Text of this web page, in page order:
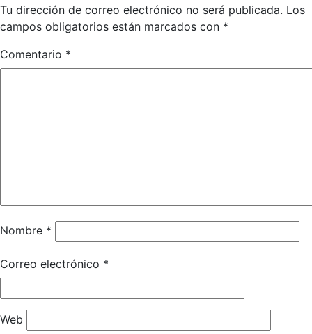
Tu dirección de correo electrónico no será publicada. Los
campos obligatorios están marcados con *
Comentario *
Nombre *
Correo electrónico *
Web